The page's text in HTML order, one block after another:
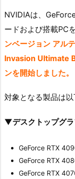
NVIDIAは、
ードおよび搭載PC
ンベージョン アル
Invasion Ultimate
ンを開始しました。
対象となる製品は以
▼デスクトップグ
GeForce RTX
GeForce RTX
GeForce RTX